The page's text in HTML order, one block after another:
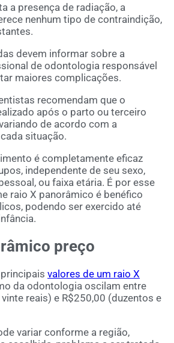
a presença de radiação, a
nenhum tipo de contraindição,
devem informar sobre a
de odontologia responsável
maiores complicações.
recomendam que o
após o parto ou terceiro
de acordo com a
situação.
é completamente eficaz
independente de seu sexo,
ou faixa etária. É por esse
raio X panorâmico é benéfico
podendo ser exercido até
preço
valores de um raio X
da odontologia oscilam entre
reais) e R$250,00 (duzentos e
variar conforme a região,